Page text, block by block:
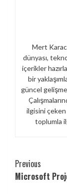
Mert
dünyası,
içerikler
bir
güncel
ilgisini
toplumla
Continue
Reading
Previous
Microsoft